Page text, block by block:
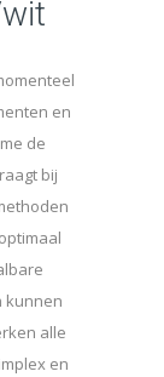
en
de
bij
kunnen
alle
en